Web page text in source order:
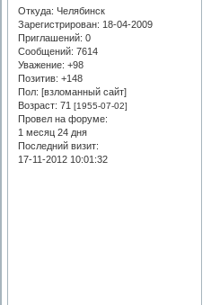
Откуда: Челябинск
Зарегистрирован: 18-04-2009
Приглашений: 0
Сообщений: 7614
Уважение: +98
Позитив: +148
Пол: [взломанный сайт]
Возраст: 71[1955-07-02]
Провел на форуме:
1 месяц 24 дня
Последний визит:
17-11-2012 10:01:32